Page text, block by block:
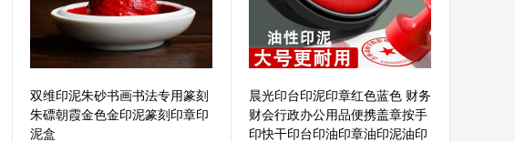
双维印泥朱砂书画书法专用篆刻
朱磦朝霞金色金印泥篆刻印章印
泥盒
晨光印台印泥印章红色蓝色 财务
财会行政办公用品便携盖章按手
印快干印台印油印章油印泥油印